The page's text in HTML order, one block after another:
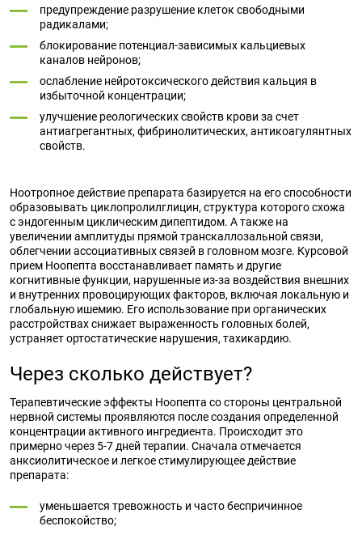
предупреждение разрушение клеток свободными
радикалами;
блокирование потенциал-зависимых кальциевых
каналов нейронов;
ослабление нейротоксического действия кальция в
избыточной концентрации;
улучшение реологических свойств крови за счет
антиагрегантных, фибринолитических, антикоагулянтных
свойств.
Ноотропное действие препарата базируется на его способности
образовывать циклопролилглицин, структура которого схожа
с эндогенным циклическим дипептидом. А также на
увеличении амплитуды прямой транскаллозальной связи,
облегчении ассоциативных связей в головном мозге. Курсовой
прием Ноопепта восстанавливает память и другие
когнитивные функции, нарушенные из-за воздействия внешних
и внутренних провоцирующих факторов, включая локальную и
глобальную ишемию. Его использование при органических
расстройствах снижает выраженность головных болей,
устраняет ортостатические нарушения, тахикардию.
Через сколько действует?
Терапевтические эффекты Ноопепта со стороны центральной
нервной системы проявляются после создания определенной
концентрации активного ингредиента. Происходит это
примерно через 5-7 дней терапии. Сначала отмечается
анксиолитическое и легкое стимулирующее действие
препарата:
уменьшается тревожность и часто беспричинное
беспокойство;